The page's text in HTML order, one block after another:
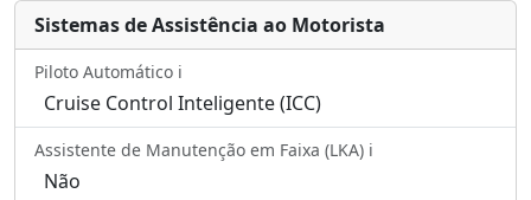
Sistemas de Assistência ao Motorista
Piloto Automático ℹ️
Cruise Control Inteligente (ICC)
Assistente de Manutenção em Faixa (LKA) ℹ️
Não